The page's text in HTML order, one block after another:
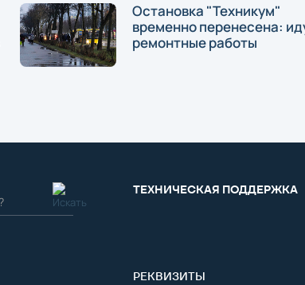
Остановка "Техникум"
временно перенесена:
ремонтные работы
ТЕХНИЧЕСКАЯ ПОДДЕРЖКА
РЕКВИЗИТЫ